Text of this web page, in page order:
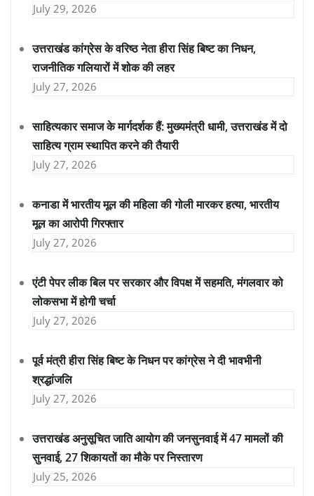
July 29, 2026
उत्तराखंड कांग्रेस के वरिष्ठ नेता हीरा सिंह बिष्ट का निधन,
राजनीतिक गलियारों में शोक की लहर
July 27, 2026
साहित्यकार समाज के मार्गदर्शक हैं: मुख्यमंत्री धामी, उत्तराखंड में दो
साहित्य ग्राम स्थापित करने की तैयारी
July 27, 2026
कनाडा में भारतीय मूल की महिला की गोली मारकर हत्या, भारतीय
मूल का आरोपी गिरफ्तार
July 27, 2026
एंटी पेपर लीक बिल पर सरकार और विपक्ष में सहमति, मंगलवार को
लोकसभा में होगी चर्चा
July 27, 2026
पूर्व मंत्री हीरा सिंह बिष्ट के निधन पर कांग्रेस ने दी भावभीनी
श्रद्धांजलि
July 27, 2026
उत्तराखंड अनुसूचित जाति आयोग की जनसुनवाई में 47 मामलों की
सुनवाई, 27 शिकायतों का मौके पर निस्तारण
July 25, 2026